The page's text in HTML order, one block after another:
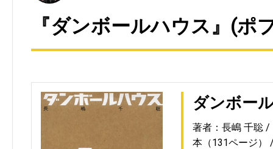
『ダンボールハウス』(ポ
ダンボー
著者：長嶋 千聡
本（131ページ）